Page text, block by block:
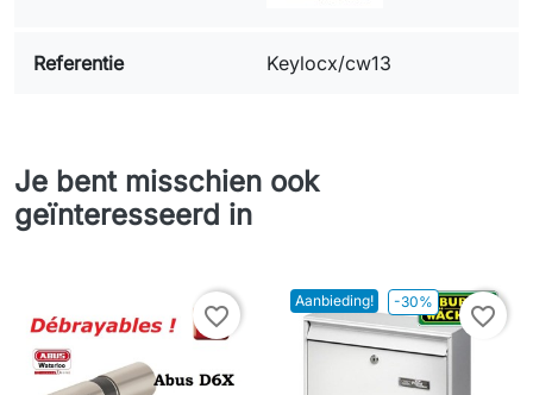
Referentie Keylocx/cw13
Je bent misschien ook
geïnteresseerd in
favorite_border
Aanbieding! -30%
favorite_border